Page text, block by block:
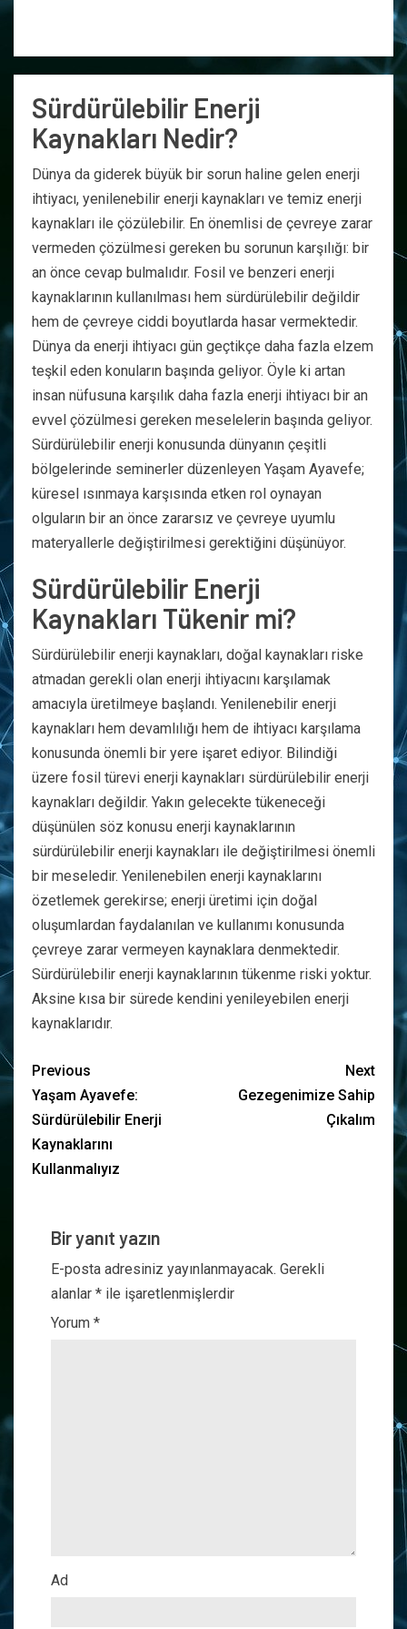
Sürdürülebilir Enerji
Kaynakları Nedir?
Dünya da giderek büyük bir sorun haline gelen enerji
ihtiyacı, yenilenebilir enerji kaynakları ve temiz enerji
kaynakları ile çözülebilir. En önemlisi de çevreye zarar
vermeden çözülmesi gereken bu sorunun karşılığı: bir
an önce cevap bulmalıdır. Fosil ve benzeri enerji
kaynaklarının kullanılması hem sürdürülebilir değildir
hem de çevreye ciddi boyutlarda hasar vermektedir.
Dünya da enerji ihtiyacı gün geçtikçe daha fazla elzem
teşkil eden konuların başında geliyor. Öyle ki artan
insan nüfusuna karşılık daha fazla enerji ihtiyacı bir an
evvel çözülmesi gereken meselelerin başında geliyor.
Sürdürülebilir enerji konusunda dünyanın çeşitli
bölgelerinde seminerler düzenleyen Yaşam Ayavefe;
küresel ısınmaya karşısında etken rol oynayan
olguların bir an önce zararsız ve çevreye uyumlu
materyallerle değiştirilmesi gerektiğini düşünüyor.
Sürdürülebilir Enerji
Kaynakları Tükenir mi?
Sürdürülebilir enerji kaynakları, doğal kaynakları riske
atmadan gerekli olan enerji ihtiyacını karşılamak
amacıyla üretilmeye başlandı. Yenilenebilir enerji
kaynakları hem devamlılığı hem de ihtiyacı karşılama
konusunda önemli bir yere işaret ediyor. Bilindiği
üzere fosil türevi enerji kaynakları sürdürülebilir enerji
kaynakları değildir. Yakın gelecekte tükeneceği
düşünülen söz konusu enerji kaynaklarının
sürdürülebilir enerji kaynakları ile değiştirilmesi önemli
bir meseledir. Yenilenebilen enerji kaynaklarını
özetlemek gerekirse; enerji üretimi için doğal
oluşumlardan faydalanılan ve kullanımı konusunda
çevreye zarar vermeyen kaynaklara denmektedir.
Sürdürülebilir enerji kaynaklarının tükenme riski yoktur.
Aksine kısa bir sürede kendini yenileyebilen enerji
kaynaklarıdır.
Previous
Yaşam Ayavefe:
Sürdürülebilir Enerji
Kaynaklarını
Kullanmalıyız
Next
Gezegenimize Sahip
Çıkalım
Bir yanıt yazın
E-posta adresiniz yayınlanmayacak. Gerekli
alanlar * ile işaretlenmişlerdir
Yorum *
Ad